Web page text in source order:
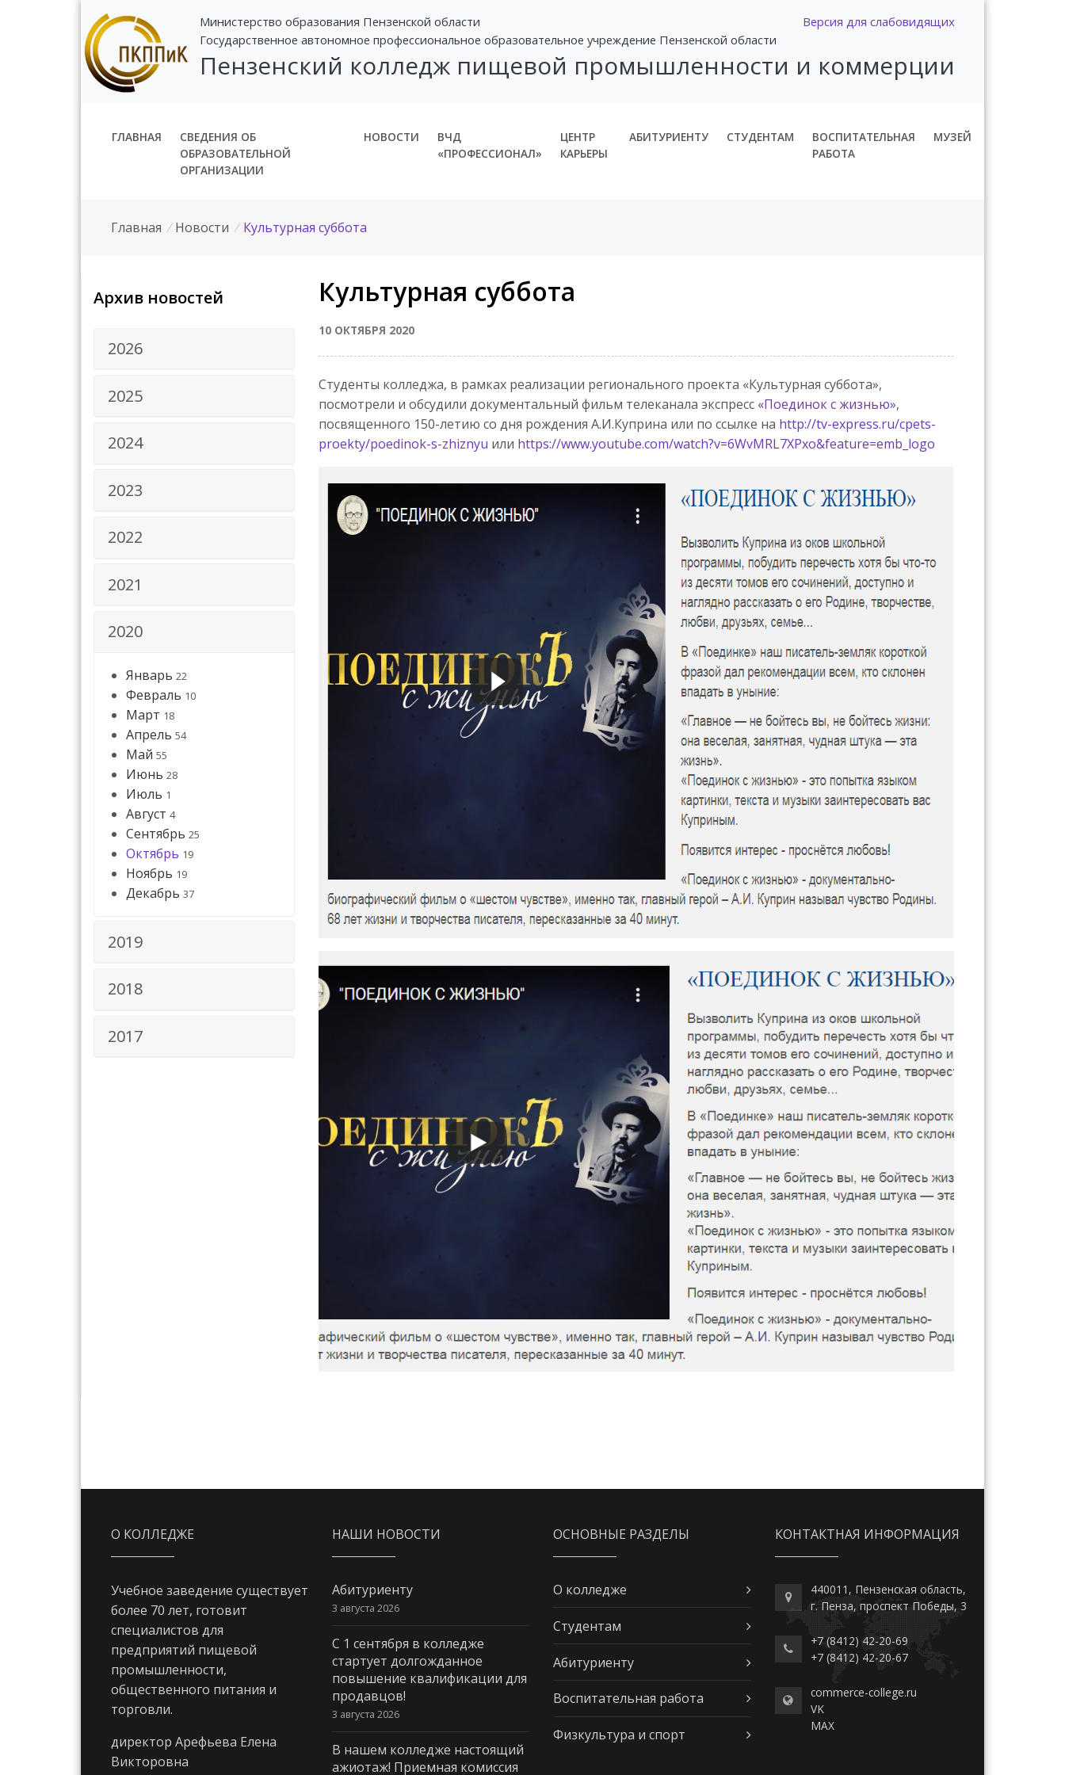
Версия для слабовидящих
Министерство образования Пензенской области
Государственное автономное профессиональное образовательное учреждение Пензенской области
Пензенский колледж пищевой промышленности и коммерции
ГЛАВНАЯ
СВЕДЕНИЯ ОБ
ОБРАЗОВАТЕЛЬНОЙ
ОРГАНИЗАЦИИ
НОВОСТИ
ВЧД
«ПРОФЕССИОНАЛ»
ЦЕНТР
КАРЬЕРЫ
АБИТУРИЕНТУ СТУДЕНТАМ
ВОСПИТАТЕЛЬНАЯ
РАБОТА
МУЗЕЙ
Главная / Новости / Культурная суббота
Архив новостей
2026
2025
2024
2023
2022
2021
2020
Январь 22
Февраль 10
Март 18
Апрель 54
Май 55
Июнь 28
Июль 1
Август 4
Сентябрь 25
Октябрь 19
Ноябрь 19
Декабрь 37
2019
2018
2017
Культурная суббота
10 ОКТЯБРЯ 2020
Студенты колледжа, в рамках реализации регионального проекта «Культурная суббота»,
посмотрели и обсудили документальный фильм телеканала экспресс «Поединок с жизнью»,
посвященного 150-летию со дня рождения А.И.Куприна или по ссылке на http://tv-express.ru/cpets-
proekty/poedinok-s-zhiznyu или https://www.youtube.com/watch?v=6WvMRL7XPxo&feature=emb_logo
О КОЛЛЕДЖЕ
Учебное заведение существует
более 70 лет, готовит
специалистов для
предприятий пищевой
промышленности,
общественного питания и
торговли.
директор Арефьева Елена
Викторовна
НАШИ НОВОСТИ
Абитуриенту
3 августа 2026
С 1 сентября в колледже
стартует долгожданное
повышение квалификации для
продавцов!
3 августа 2026
В нашем колледже настоящий
ажиотаж! Приемная комиссия
ОСНОВНЫЕ РАЗДЕЛЫ
О колледже
Студентам
Абитуриенту
Воспитательная работа
Физкультура и спорт
КОНТАКТНАЯ ИНФОРМАЦИЯ
440011, Пензенская область,
г. Пенза, проспект Победы, 3
+7 (8412) 42-20-69
+7 (8412) 42-20-67
commerce-college.ru
VK
MAX